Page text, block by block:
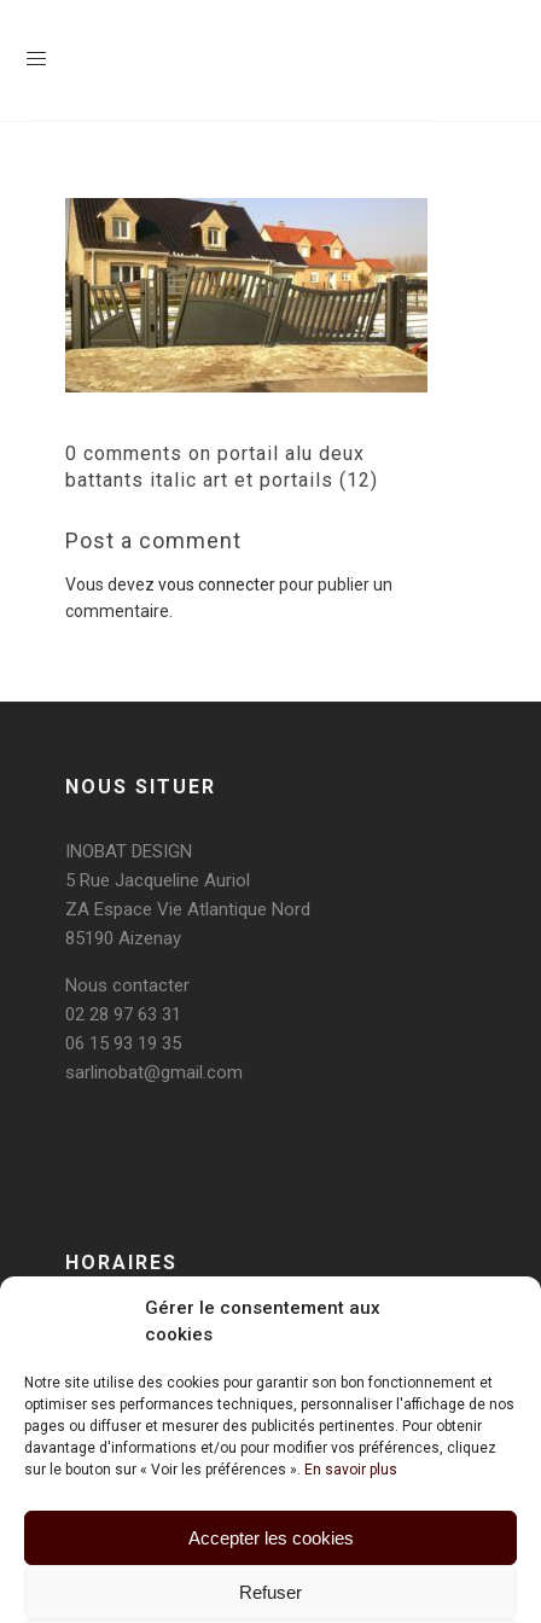
Gérer le consentement aux
cookies
Notre site utilise des cookies pour garantir son bon fonctionnement et
optimiser ses performances techniques, personnaliser l'affichage de nos
pages ou diffuser et mesurer des publicités pertinentes. Pour obtenir
davantage d'informations et/ou pour modifier vos préférences, cliquez
sur le bouton sur « Voir les préférences ». En savoir plus
Accepter les cookies
Refuser
0 comments on portail alu deux
battants italic art et portails (12)
Post a comment
Vous devez vous connecterpour publier un
commentaire.
NOUS SITUER
INOBAT DESIGN
5 Rue Jacqueline Auriol
ZA Espace Vie Atlantique Nord
85190 Aizenay
Nous contacter
02 28 97 63 31
06 15 93 19 35
sarlinobat@gmail.com
HORAIRES
DU LUNDI AU VENDREDI